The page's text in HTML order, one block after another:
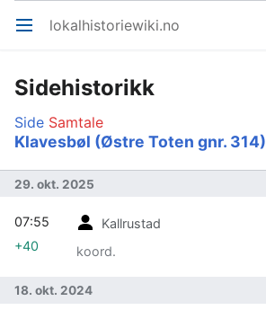
Åpne hovedmenyen lokalhistoriewiki.no
Sidehistorikk
Side Samtale
Klavesbøl (Østre Toten gnr. 314)
29. okt. 2025
Kallrustad
koord.
07:55
+40
18. okt. 2024